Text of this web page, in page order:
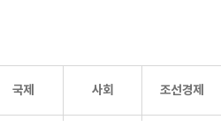
국제 사회 조선경제